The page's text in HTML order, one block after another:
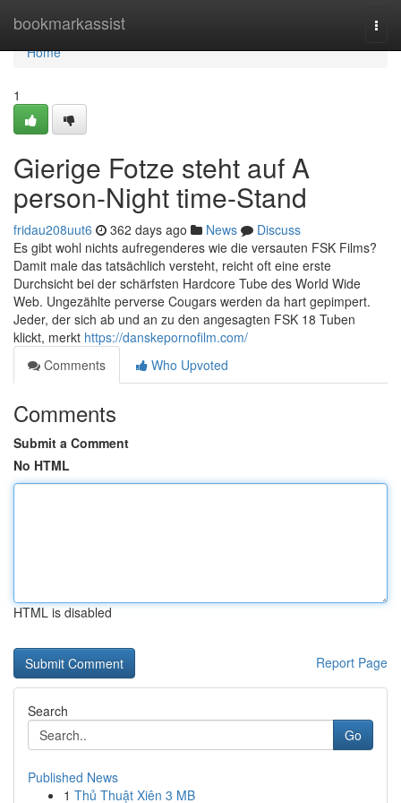
bookmarkassist
Home
Home
1
Gierige Fotze steht auf A
person-Night time-Stand
fridau208uut6 362 days ago News
Discuss
Es gibt wohl nichts aufregenderes wie die versauten FSK Films?
Damit male das tatsächlich versteht, reicht oft eine erste
Durchsicht bei der schärfsten Hardcore Tube des World Wide
Web. Ungezählte perverse Cougars werden da hart gepimpert.
Jeder, der sich ab und an zu den angesagten FSK 18 Tuben
klickt, merkt https://danskepornofilm.com/
Comments
Who Upvoted
Comments
Submit a Comment
No HTML
HTML is disabled
Report Page
Search
Go
Published News
1 Thủ Thuật Xiên 3 MB